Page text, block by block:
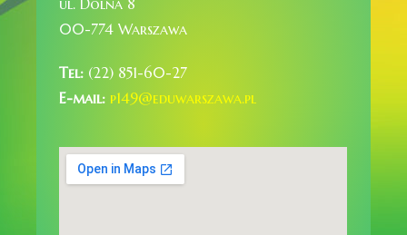
ul. Dolna 8
00-774 Warszawa
Tel: (22) 851-60-27
E-mail: p149@eduwarszawa.pl